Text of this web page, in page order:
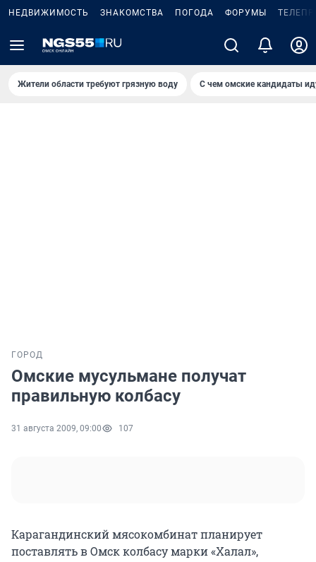
НЕДВИЖИМОСТЬ ЗНАКОМСТВА ПОГОДА ФОРУМЫ
Жители области требуют грязную воду С чем омские кандидаты
ГОРОД
Омские мусульмане получат
правильную колбасу
31 августа 2009, 09:00 107
Карагандинский мясокомбинат планирует
поставлять в Омск колбасу марки «Халал»,